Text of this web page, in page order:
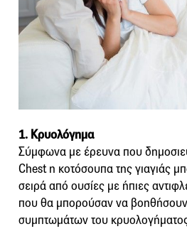
1. Κρυολόγημα
Σύμφωνα με έρευνα που
Chest η κοτόσουπα της γιαγιάς
σειρά από ουσίες με ήπιες
που θα μπορούσαν να
συμπτωμάτων του